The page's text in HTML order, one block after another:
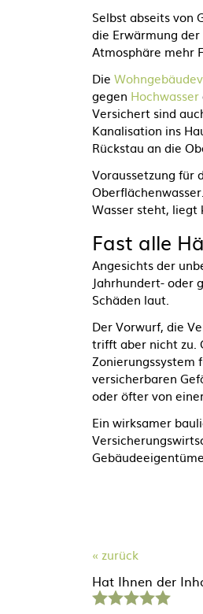
Selbst abseits von
die Erwärmung
Atmosphäre mehr
Die
gegen Hochwasser
Versichert sind
Kanalisation ins
Rückstau an die
Voraussetzung für
Wasser steht, liegt
Fast alle
Angesichts der
Jahrhundert- oder
Schäden laut.
Der Vorwurf, die
trifft aber nicht zu.
Zonierungssystem
versicherbaren
oder öfter von
Ein wirksamer
« zurück
Hat Ihnen der
Stern Sterne Sterne Sterne Sterne